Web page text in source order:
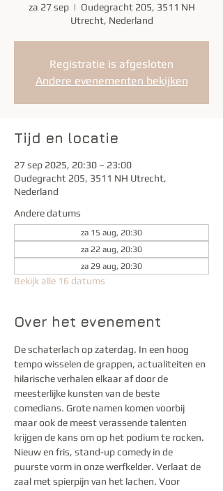
za 27 sep
  |
Oudegracht 205, 3511 NH
Utrecht, Nederland
Registratie is afgesloten
Andere evenementen bekijken
Tijd en locatie
27 sep 2025, 20:30 – 23:00
Oudegracht 205, 3511 NH Utrecht,
Nederland
Andere datums
za 15 aug, 20:30
za 22 aug, 20:30
za 29 aug, 20:30
Bekijk alle 16 datums
Over het evenement
De schaterlach op zaterdag. In een hoog
tempo wisselen de grappen, actualiteiten en
hilarische verhalen elkaar af door de
meesterlijke kunsten van de beste
comedians. Grote namen komen voorbij
maar ook de meest verassende talenten
krijgen de kans om op het podium te rocken.
Nieuw en fris, stand-up comedy in de
puurste vorm in onze werfkelder. Verlaat de
zaal met spierpijn van het lachen. Voor